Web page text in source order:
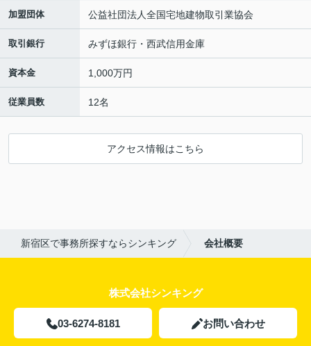
加盟団体 公益社団法人全国宅地建物取引業協会
取引銀行 みずほ銀行・西武信用金庫
資本金 1,000万円
従業員数 12名
アクセス情報はこちら
新宿区で事務所探すならシンキング 会社概要
株式会社シンキング
03-6274-8181 お問い合わせ